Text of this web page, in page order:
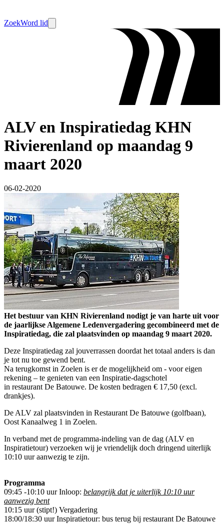
ZoekWord lid
ALV en Inspiratiedag KHN
Rivierenland op maandag 9
maart 2020
06-02-2020
Het bestuur van KHN Rivierenland nodigt je van harte uit voor
de jaarlijkse Algemene Ledenvergadering gecombineerd met de
Inspiratiedag, die zal plaatsvinden op maandag 9 maart 2020.
Deze Inspiratiedag zal jouverrassen doordat het totaal anders is dan
je tot nu toe gewend bent.
Na terugkomst in Zoelen is er de mogelijkheid om - voor eigen
rekening – te genieten van een Inspiratie-dagschotel
in restaurant De Batouwe. De kosten bedragen € 17,50 (excl.
drankjes).
De ALV zal plaatsvinden in Restaurant De Batouwe (golfbaan),
Oost Kanaalweg 1 in Zoelen.
In verband met de programma-indeling van de dag (ALV en
Inspiratietour) verzoeken wij je vriendelijk doch dringend uiterlijk
10:10 uur aanwezig te zijn.
Programma
09:45 -10:10 uur Inloop: belangrijk dat je uiterlijk 10:10 uur
aanwezig bent
10:15 uur (stipt!) Vergadering
18:00/18:30 uur Inspiratietour: bus terug bij restaurant De Batouwe